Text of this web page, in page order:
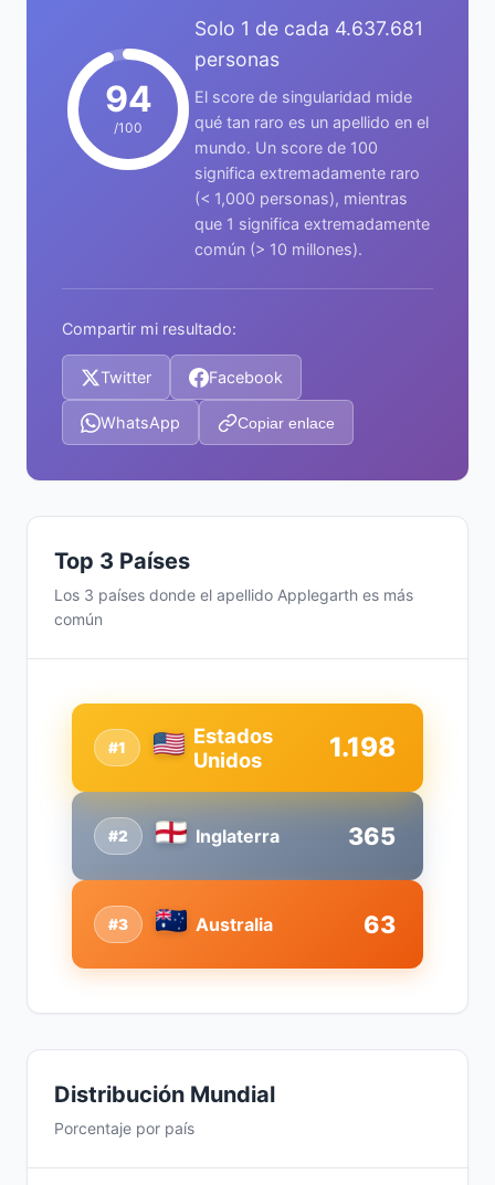
94
/100
Solo 1 de cada 4.637.681
personas
El score de singularidad mide
qué tan raro es un apellido en el
mundo. Un score de 100
significa extremadamente raro
(< 1,000 personas), mientras
que 1 significa extremadamente
común (> 10 millones).
Compartir mi resultado:
Twitter Facebook
WhatsApp Copiar enlace
Top 3 Países
Los 3 países donde el apellido Applegarth es más
común
#2 Inglaterra 365
#1
Estados
Unidos
1.198
#3 Australia 63
Distribución Mundial
Porcentaje por país